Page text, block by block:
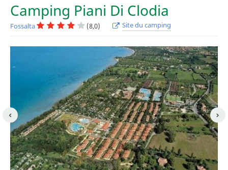
Camping Piani Di Clodia
Fossalta (8,0) Site du camping